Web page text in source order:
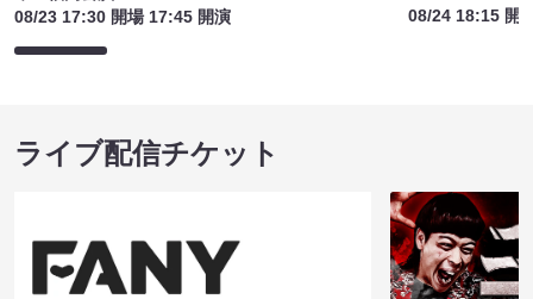
08/23 17:30 開場 17:45 開演
08/24 18:15 開
ライブ配信チケット